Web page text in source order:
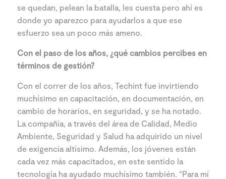
se quedan, pelean la batalla, les cuesta pero ahí es
donde yo aparezco para ayudarlos a que ese
esfuerzo sea un poco más ameno.
Con el paso de los años, ¿qué cambios percibes en
términos de gestión?
Con el correr de los años, Techint fue invirtiendo
muchísimo en capacitación, en documentación, en
cambio de horarios, en seguridad, y se ha notado.
La compañía, a través del área de Calidad, Medio
Ambiente, Seguridad y Salud ha adquirido un nivel
de exigencia altísimo. Además, los jóvenes están
cada vez más capacitados, en este sentido la
tecnología ha ayudado muchísimo también. “Para mí